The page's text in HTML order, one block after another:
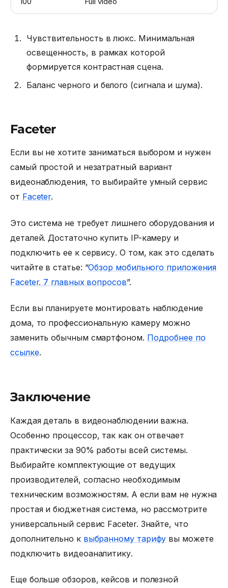
Чувствительность в люкс. Минимальная
освещенность, в рамках которой
формируется контрастная сцена.
Баланс черного и белого (сигнала и шума).
Faceter
Если вы не хотите заниматься выбором и нужен
самый простой и незатратный вариант
видеонаблюдения, то выбирайте умный сервис
от Faceter.
Это система не требует лишнего оборудования и
деталей. Достаточно купить IP-камеру и
подключить ее к сервису. О том, как это сделать
читайте в статье: “Обзор мобильного приложения
Faceter. 7 главных вопросов”.
Если вы планируете монтировать наблюдение
дома, то профессиональную камеру можно
заменить обычным смартфоном. Подробнее по
ссылке.
Заключение
Каждая деталь в видеонаблюдении важна.
Особенно процессор, так как он отвечает
практически за 90% работы всей системы.
Выбирайте комплектующие от ведущих
производителей, согласно необходимым
техническим возможностям. А если вам не нужна
простая и бюджетная система, но рассмотрите
универсальный сервис Faceter. Знайте, что
дополнительно к выбранному тарифу вы можете
подключить видеоаналитику.
Еще больше обзоров, кейсов и полезной